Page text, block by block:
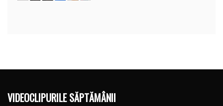
VIDEOCLIPURILE SĂPTĂMÂNII